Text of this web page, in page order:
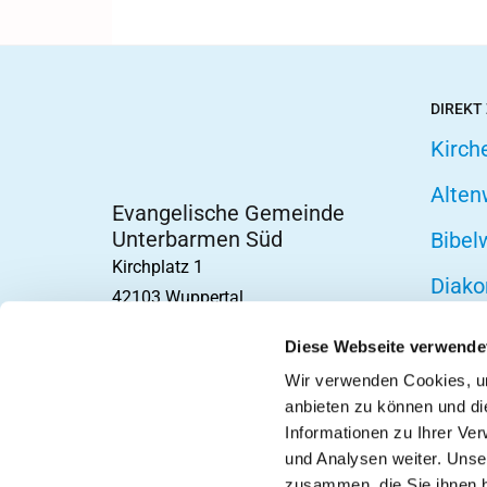
Diese Webseite
Wir verwenden Cookies,
anbieten zu können und
Informationen zu Ihrer
und Analysen weiter.
Evangelische Gemeinde
Unterbarmen Süd
Kirchplatz 1
42103 Wuppertal
DIREKT